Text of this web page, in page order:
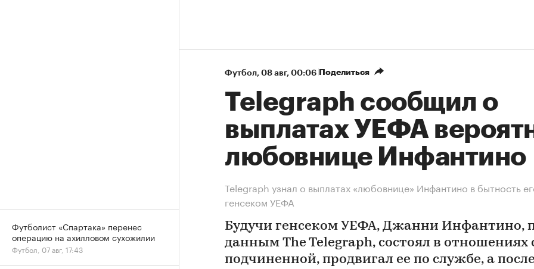
Футбол⁠, 08 авг, 00:06 Поделиться
Telegraph сообщил о
выплатах УЕФА
любовнице Инфантино
Telegraph узнал о выплатах «любовнице» Инфантино в бытность
генсеком УЕФА
Будучи генсеком УЕФА, Джанни Инфантино,
данным The Telegraph, состоял в отношениях
подчиненной, продвигал ее по службе, а после
Футболист «Спартака» перенес
операцию на ахилловом сухожилии
Футбол, 07 авг, 17:43